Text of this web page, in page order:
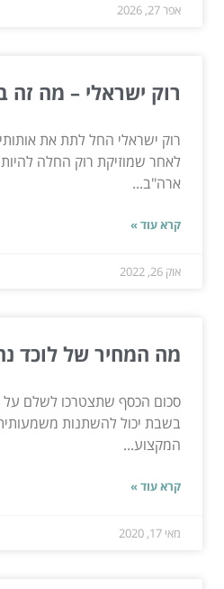
אפר 27, 2026
רוק ישראלי – מה זה
רוק ישראלי החל לתת את
לאחר שמוזיקת רוק החלה
ארה"ב...
קרא עוד »
אוק 26, 2022
מה המחיר של לוכד
סכום הכסף שתצטרכו לשלם על
בשבת יכול להשתנות
המקצוע...
קרא עוד »
מאי 17, 2020